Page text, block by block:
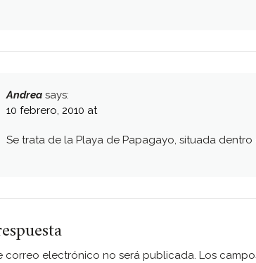
Andrea says:
10 febrero, 2010 at
Se trata de la Playa de Papagayo, situada
correo electrónico no será publicada. Los